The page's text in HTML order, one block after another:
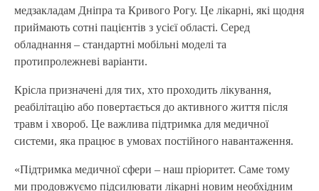
медзакладам Дніпра та Кривого Рогу. Це лікарні, які щодня
приймають сотні пацієнтів з усієї області. Серед
обладнання – стандартні мобільні моделі та
протипролежневі варіанти.
Крісла призначені для тих, хто проходить лікування,
реабілітацію або повертається до активного життя після
травм і хвороб. Це важлива підтримка для медичної
системи, яка працює в умовах постійного навантаження.
«Підтримка медичної сфери – наш пріоритет. Саме тому
ми продовжуємо підсилювати лікарні новим необхідним